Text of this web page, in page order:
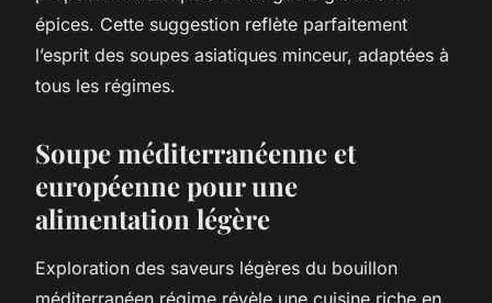
épices. Cette suggestion reflète parfaitement
l’esprit des soupes asiatiques minceur, adaptées à
tous les régimes.
Soupe méditerranéenne et
européenne pour une
alimentation légère
Exploration des saveurs légères du bouillon
méditerranéen régime révèle une cuisine riche en